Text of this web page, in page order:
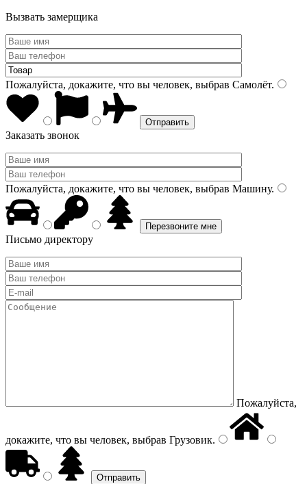
Вызвать замерщика
Пожалуйста, докажите, что вы человек, выбрав Самолёт.
Заказать звонок
Пожалуйста, докажите, что вы человек, выбрав Машину.
Письмо директору
Пожалуйста,
докажите, что вы человек, выбрав Грузовик.